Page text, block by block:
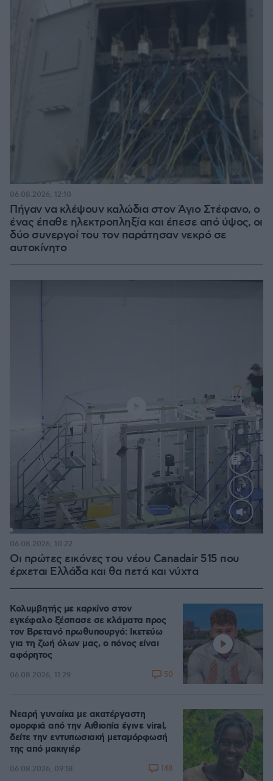
Πήγαν να κλέψουν καλώδια στον Άγιο Στέφανο, ο
ένας έπαθε ηλεκτροπληξία και έπεσε από ύψος, οι
δύο συνεργοί του τον παράτησαν νεκρό σε
αυτοκίνητο
06.08.2026, 12:10
Loaded
Οι πρώτες εικόνες του νέου Canadair 515 που
έρχεται Ελλάδα και θα πετά και νύχτα
06.08.2026, 10:22
Κολυμβητής με καρκίνο στον
εγκέφαλο ξέσπασε σε κλάματα προς
τον Βρετανό πρωθυπουργό: Ικετεύω
για τη ζωή όλων μας, ο πόνος είναι
αφόρητος
06.08.2026, 11:29 50
Νεαρή γυναίκα με ακατέργαστη
ομορφιά από την Αιθιοπία έγινε viral,
δείτε την εντυπωσιακή μεταμόρφωσή
της από μακιγιέρ
06.08.2026, 09:18 148